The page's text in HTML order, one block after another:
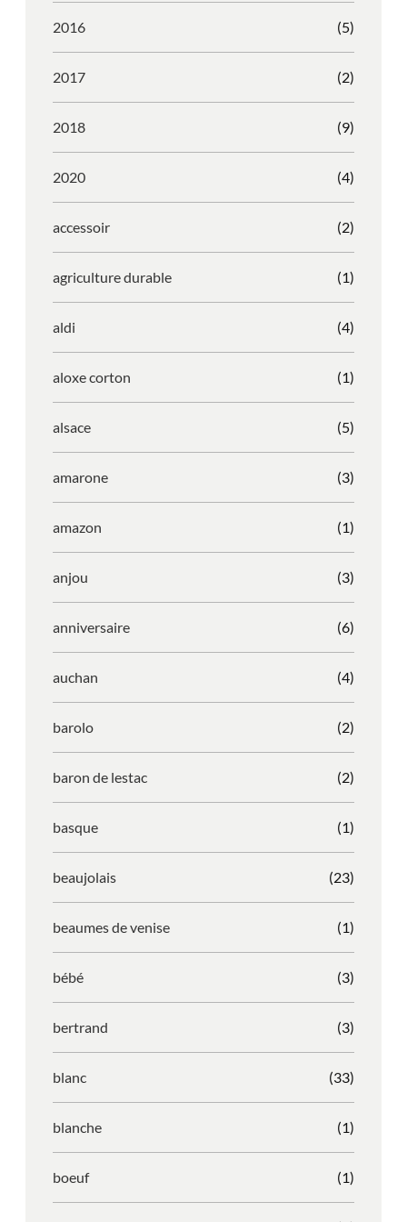
2016 (5)
2017 (2)
2018 (9)
2020 (4)
accessoir (2)
agriculture durable (1)
aldi (4)
aloxe corton (1)
alsace (5)
amarone (3)
amazon (1)
anjou (3)
anniversaire (6)
auchan (4)
barolo (2)
baron de lestac (2)
basque (1)
beaujolais (23)
beaumes de venise (1)
bébé (3)
bertrand (3)
blanc (33)
blanche (1)
boeuf (1)